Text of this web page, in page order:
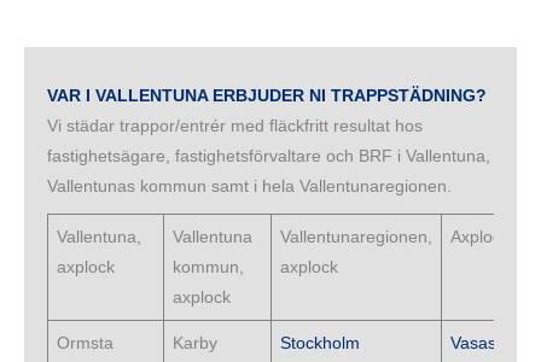
VAR I VALLENTUNA ERBJUDER NI TRAPPSTÄDNING?
Vi städar trappor/entrér med fläckfritt resultat hos
fastighetsägare, fastighetsförvaltare och BRF i Vallentuna,
Vallentunas kommun samt i hela Vallentunaregionen.
Vallentuna,
axplock
Vallentuna
kommun,
axplock
Vallentunaregionen,
axplock
Axplock
Ormsta
Karby
Stockholm
Vasastan